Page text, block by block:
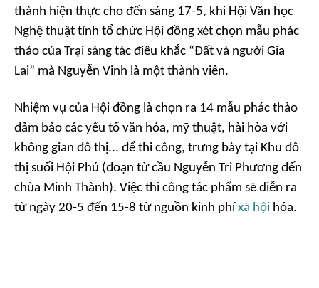
thành hiện thực cho đến sáng 17-5, khi Hội Văn học
Nghệ thuật tỉnh tổ chức Hội đồng xét chọn mẫu phác
thảo của Trại sáng tác điêu khắc “Đất và người Gia
Lai” mà Nguyễn Vinh là một thành viên.
Nhiệm vụ của Hội đồng là chọn ra 14 mẫu phác thảo
đảm bảo các yếu tố văn hóa, mỹ thuật, hài hòa với
không gian đô thị... để thi công, trưng bày tại Khu đô
thị suối Hội Phú (đoạn từ cầu Nguyễn Tri Phương đến
chùa Minh Thành). Việc thi công tác phẩm sẽ diễn ra
từ ngày 20-5 đến 15-8 từ nguồn kinh phí xã hội hóa.